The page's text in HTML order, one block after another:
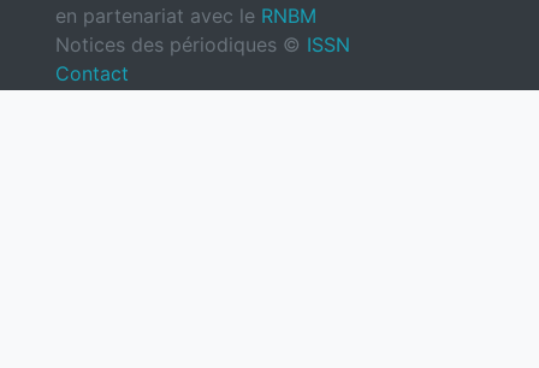
en partenariat avec le RNBM
Notices des périodiques © ISSN
Contact